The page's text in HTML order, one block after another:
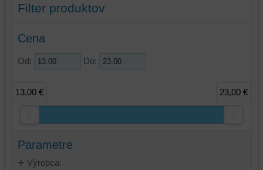
Filter produktov
Cena
Od: Do:
13,00 € 23,00 €
Parametre
Výrobca: